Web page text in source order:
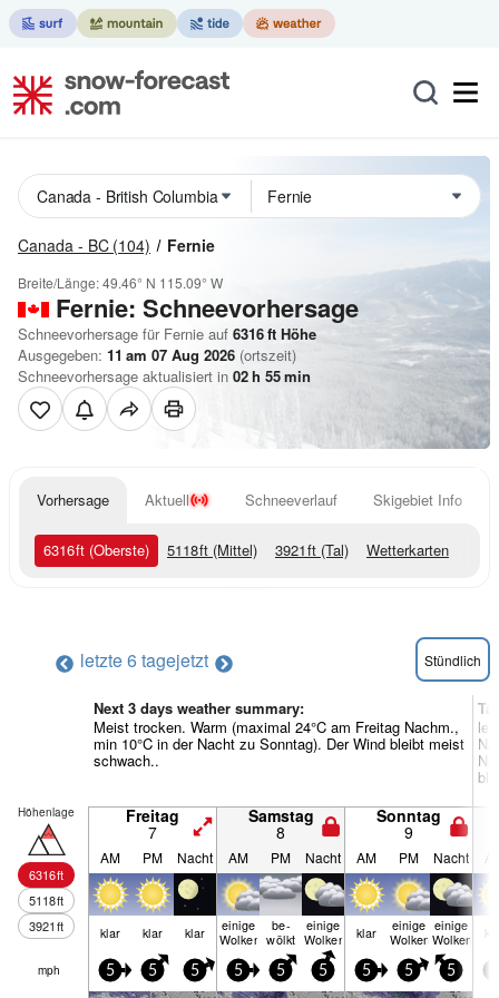
Canada - BC (104) Fernie
Breite/Länge:49.46° N 115.09° W
Fernie: Schneevorhersage
Schneevorhersage für Fernie auf 6316ft Höhe
Ausgegeben: 11 am 07 Aug 2026 (ortszeit)
Schneevorhersage aktualisiert in 02h 55min
Vorhersage Aktuell Schneeverlauf Skigebiet Info
6316ft (Oberste) 5118ft (Mittel) 3921ft (Tal) Wetterkarten
letzte 6 tagejetzt Stündlich
Next 3 days weather summary:
Meist trocken. Warm (maximal 24°C am Freitag Nachm.,
min 10°C in der Nacht zu Sonntag). Der Wind bleibt meist
schwach..
Höhenlage
6316ft
5118ft
3921ft
Freitag
7
Samstag
8
Sonntag
9
AM PM Nacht AM PM Nacht AM PM Nacht
klar klar klar einige
Wolken
be­
wölkt
einige
Wolken klar einige
Wolken
einige
Wolken
mph 5 5 5 5 5 5 5 5 5